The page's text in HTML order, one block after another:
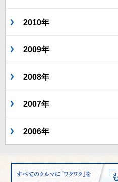
2010年
2009年
2008年
2007年
2006年